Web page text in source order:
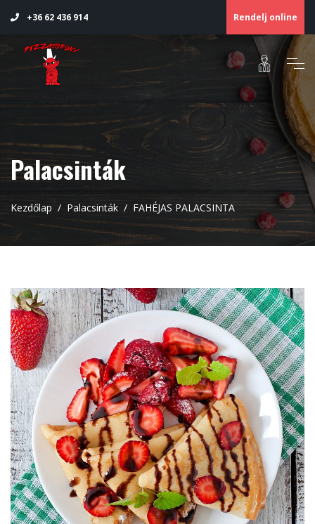
+36 62 436 914 Rendelj online
Palacsinták
Kezdőlap Palacsinták FAHÉJAS PALACSINTA